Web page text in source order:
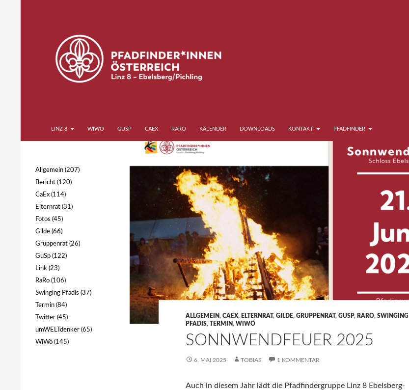
Pfadfinder*innen Linz 8
LINZ 8 WIWÖ GUSP CAEX RARO KALENDER DOWNLOADS KONTAKT PFADFINDER
ALLGEMEIN, CAEX, ELTERNRAT, GILDE, GRUPPENRAT, GUSP, RARO, SWINGING
PFADIS, TERMIN, WIWÖ
SONNWENDFEUER 2025
6. MAI 2025 TOBIAS 1 KOMMENTAR
Auch in diesem Jahr lädt die Pfadfindergruppe Linz 8 Ebelsberg-
Ebelsberg Pichling
Allgemein (207)
Bericht (120)
CaEx (114)
Elternrat (31)
Fotos (45)
Gilde (66)
Gruppenrat (26)
GuSp (122)
Link (23)
RaRo (106)
Swinging Pfadis (37)
Termin (84)
Twitter (45)
umWELTdenker (65)
WiWö (145)